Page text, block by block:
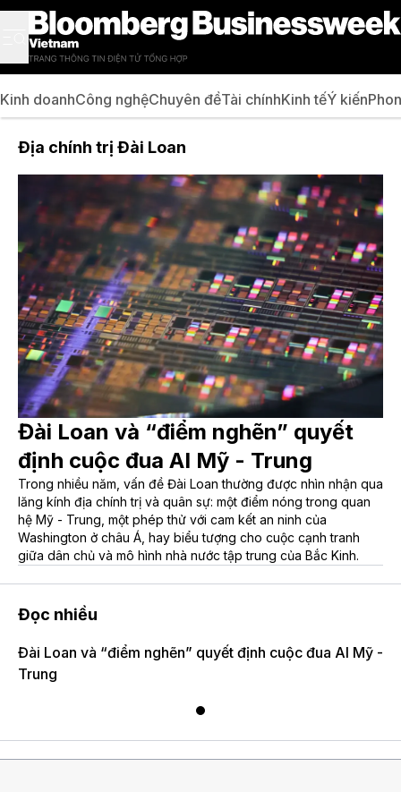
Kinh doanhCông nghệChuyên đềTài chínhKinh tếÝ kiến
Địa chính trị Đài Loan
Đài Loan và “điểm nghẽn” quyết
định cuộc đua AI Mỹ - Trung
Trong nhiều năm, vấn đề Đài Loan thường được nhìn nhận qua
lăng kính địa chính trị và quân sự: một điểm nóng trong quan
hệ Mỹ - Trung, một phép thử với cam kết an ninh của
Washington ở châu Á, hay biểu tượng cho cuộc cạnh tranh
giữa dân chủ và mô hình nhà nước tập trung của Bắc Kinh.
Đọc nhiều
Đài Loan và “điểm nghẽn” quyết định cuộc đua AI Mỹ -
Trung